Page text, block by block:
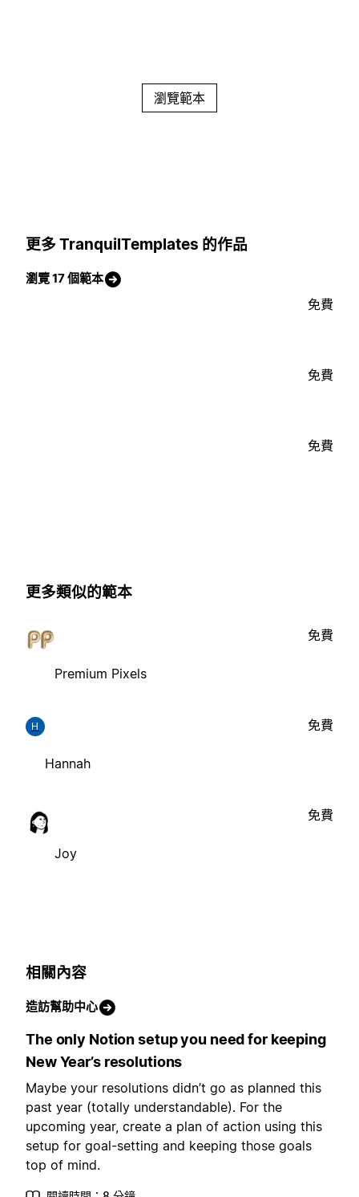
瀏覽範本
更多 TranquilTemplates 的作品
瀏覽 17 個範本
免費
免費
免費
更多類似的範本
Premium Pixels
免費
H
Hannah
免費
Joy
免費
相關內容
造訪幫助中心
The only Notion setup you need for keeping
New Year’s resolutions
Maybe your resolutions didn’t go as planned this
past year (totally understandable). For the
upcoming year, create a plan of action using this
setup for goal-setting and keeping those goals
top of mind.